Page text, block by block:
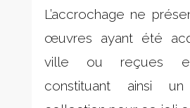
L’accrochage ne
œuvres ayant été
ville ou reçues
constituant ainsi